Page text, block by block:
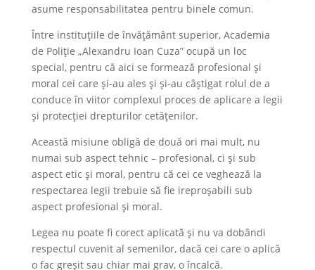
asume responsabilitatea pentru binele comun.
Între instituțiile de învățământ superior, Academia
de Poliție „Alexandru Ioan Cuza” ocupă un loc
special, pentru că aici se formează profesional și
moral cei care și-au ales și și-au câștigat rolul de a
conduce în viitor complexul proces de aplicare a legii
și protecției drepturilor cetățenilor.
Această misiune obligă de două ori mai mult, nu
numai sub aspect tehnic – profesional, ci și sub
aspect etic și moral, pentru că cei ce veghează la
respectarea legii trebuie să fie ireproșabili sub
aspect profesional și moral.
Legea nu poate fi corect aplicată și nu va dobândi
respectul cuvenit al semenilor, dacă cei care o aplică
o fac greșit sau chiar mai grav, o încalcă.